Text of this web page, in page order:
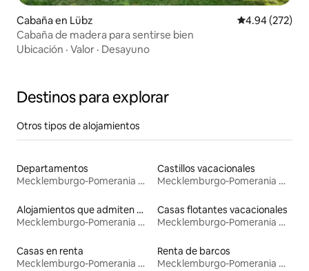
Cabaña en Lübz Calificación
4.94 (272)
Cabaña de madera para sentirse bien
Ubicación · Valor · Desayuno
Destinos para explorar
Otros tipos de alojamientos
Departamentos
Mecklemburgo-Pomerania Occidental
Castillos vacacionales
Mecklemburgo-Pomerania Occidental
Alojamientos que admiten mascotas
Mecklemburgo-Pomerania Occidental
Casas flotantes vacacionales
Mecklemburgo-Pomerania Occidental
Casas en renta
Mecklemburgo-Pomerania Occidental
Renta de barcos
Mecklemburgo-Pomerania Occidental